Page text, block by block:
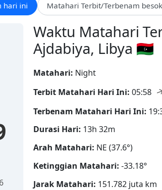
hari ini Matahari Terbit/Terbenam besok
Waktu Matahari
Ajdabiya, Libya 🇱🇾
Matahari: Night
Terbit Matahari Hari Ini: 05:58
Terbenam Matahari Hari Ini:
Durasi Hari: 13h 32m
Arah Matahari: NE (37.6°)
Ketinggian Matahari: -33.18°
Jarak Matahari: 151.782 juta km